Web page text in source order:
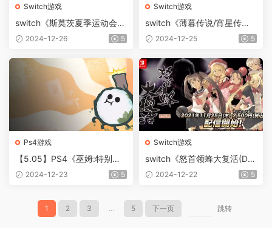
Switch游戏
switch《斯莫茨夏季运动会1+
2(Smoots Summer Games I
2024-12-26 5
Switch游戏
switch《薄暮传说/宵星传奇
重制版(Tales of Vesperia)》
2DLC】
2024-12-25 5
Ps4游戏
【5.05】PS4《巫姆:特别版
(Wuppo Special Edition)》
2024-12-23 5
Switch游戏
switch《怒首领蜂大复活(Do
DonPachi Resurrection)》[N
2024-12-22 5
1 2 3 ... 5 下一页 跳转